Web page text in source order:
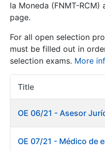
Show/Hide
Show/Hide
la Moneda (FNMT-
page.
For all open selection
must be filled out in
selection exams. More
Title
OE 06/21 - Asesor
OE 07/21 - Médico de